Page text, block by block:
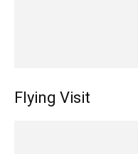
Flying Visit